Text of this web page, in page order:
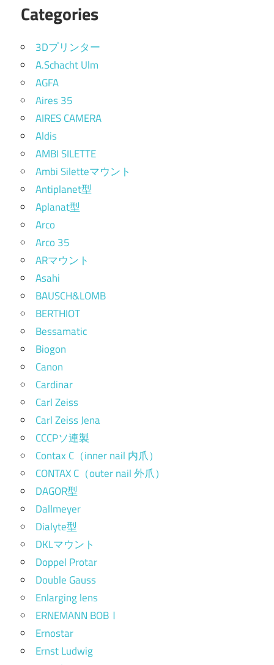
Categories
3Dプリンター
A.Schacht Ulm
AGFA
Aires 35
AIRES CAMERA
Aldis
AMBI SILETTE
Ambi Siletteマウント
Antiplanet型
Aplanat型
Arco
Arco 35
ARマウント
Asahi
BAUSCH&LOMB
BERTHIOT
Bessamatic
Biogon
Canon
Cardinar
Carl Zeiss
Carl Zeiss Jena
CCCPソ連製
Contax C（inner nail 内爪）
CONTAX C（outer nail 外爪）
DAGOR型
Dallmeyer
Dialyte型
DKLマウント
Doppel Protar
Double Gauss
Enlarging lens
ERNEMANN BOBⅠ
Ernostar
Ernst Ludwig